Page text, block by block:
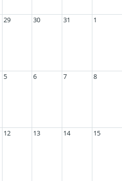
29 30 31 1
5 6 7 8
12 13 14 15